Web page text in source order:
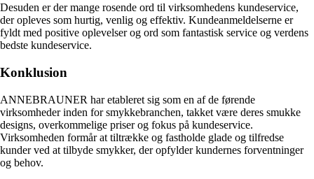
Desuden er der mange rosende ord til virksomhedens kundeservice,
der opleves som hurtig, venlig og effektiv. Kundeanmeldelserne er
fyldt med positive oplevelser og ord som fantastisk service og verdens
bedste kundeservice.
Konklusion
ANNEBRAUNER har etableret sig som en af de førende
virksomheder inden for smykkebranchen, takket være deres smukke
designs, overkommelige priser og fokus på kundeservice.
Virksomheden formår at tiltrække og fastholde glade og tilfredse
kunder ved at tilbyde smykker, der opfylder kundernes forventninger
og behov.